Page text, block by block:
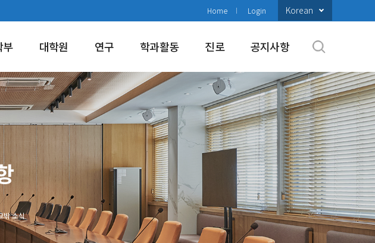
Home Login Korean
부 대학원 연구 학과활동 진로 공지사항
밖 소식